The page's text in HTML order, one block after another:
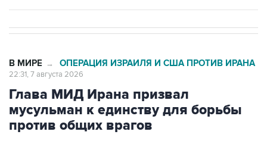
В МИРЕ → ОПЕРАЦИЯ ИЗРАИЛЯ И США ПРОТИВ ИРАНА
22:31, 7 августа 2026
Глава МИД Ирана призвал
мусульман к единству для борьбы
против общих врагов